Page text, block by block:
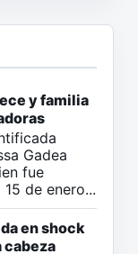
y familia
Gadea
fue
de enero...
en shock
cabeza